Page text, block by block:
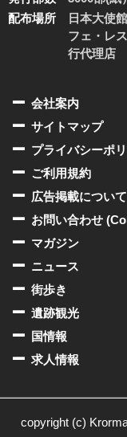
配布場所
日本大使
フェ・レ
行代理店
会社案内
サイトマップ
プライバシーポ
ご利用規約
広告掲載につい
お問い合わせ
マガジン
ニュース
街歩き
遺跡観光
国情報
求人情報
copyright (c)